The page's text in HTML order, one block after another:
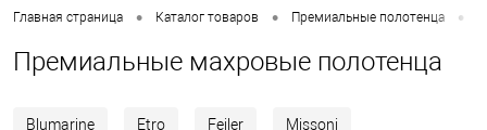
Главная страница • Каталог товаров • Премиальные полотенца •
Премиальные махровые полотенца
Blumarine Etro Feiler Missoni